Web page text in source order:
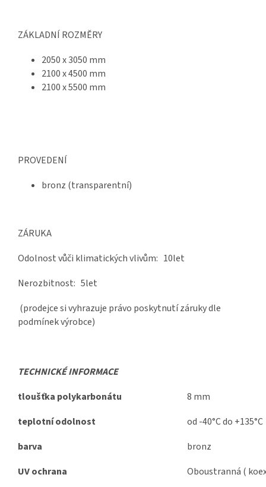
ZÁKLADNÍ ROZMĚRY
2050 x 3050 mm
2100 x 4500 mm
2100 x 5500 mm
PROVEDENÍ
bronz (transparentní)
ZÁRUKA
Odolnost vůči klimatických vlivům: 10let
Nerozbitnost: 5let
(prodejce si vyhrazuje právo poskytnutí záruky dle
podmínek výrobce)
TECHNICKÉ INFORMACE
tloušťka polykarbonátu
8 mm
teplotní odolnost
od -40°C do +135°C
barva
bronz
UV ochrana
Oboustranná (